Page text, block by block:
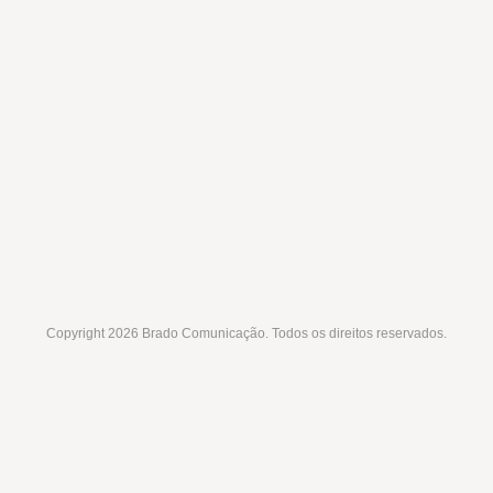
Copyright 2026 Brado Comunicação. Todos os direitos reservados.